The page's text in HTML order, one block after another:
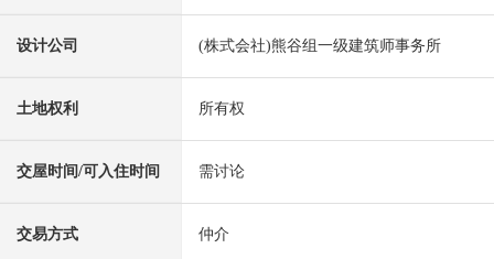
设计公司 (株式会社)熊谷组一级建筑师事务所
土地权利 所有权
交屋时间/可入住时间 需讨论
交易方式 仲介